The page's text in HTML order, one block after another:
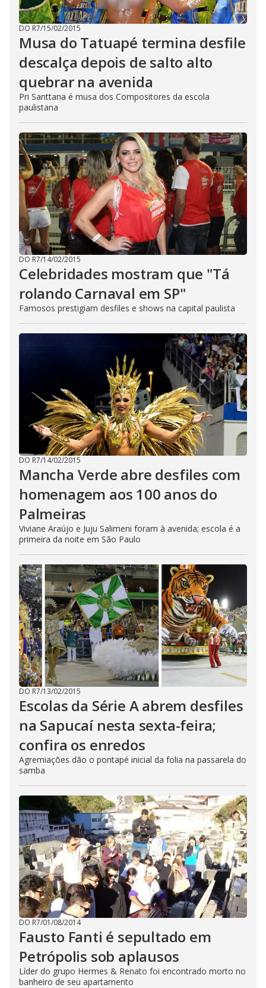
DO R7/15/02/2015
Musa do Tatuapé termina desfile
descalça depois de salto alto
quebrar na avenida
Pri Santtana é musa dos Compositores da escola
paulistana
DO R7/14/02/2015
Celebridades mostram que "Tá
rolando Carnaval em SP"
Famosos prestigiam desfiles e shows na capital paulista
DO R7/14/02/2015
Mancha Verde abre desfiles com
homenagem aos 100 anos do
Palmeiras
Viviane Araújo e Juju Salimeni foram à avenida; escola é a
primeira da noite em São Paulo
DO R7/13/02/2015
Escolas da Série A abrem desfiles
na Sapucaí nesta sexta-feira;
confira os enredos
Agremiações dão o pontapé inicial da folia na passarela do
samba
DO R7/01/08/2014
Fausto Fanti é sepultado em
Petrópolis sob aplausos
Líder do grupo Hermes & Renato foi encontrado morto no
banheiro de seu apartamento